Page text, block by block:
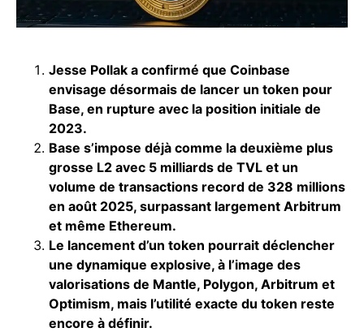
Jesse Pollak a confirmé que Coinbase
envisage désormais de lancer un token pour
Base, en rupture avec la position initiale de
2023.
Base s’impose déjà comme la deuxième plus
grosse L2 avec 5 milliards de TVL et un
volume de transactions record de 328 millions
en août 2025, surpassant largement Arbitrum
et même Ethereum.
Le lancement d’un token pourrait déclencher
une dynamique explosive, à l’image des
valorisations de Mantle, Polygon, Arbitrum et
Optimism, mais l’utilité exacte du token reste
encore à définir.